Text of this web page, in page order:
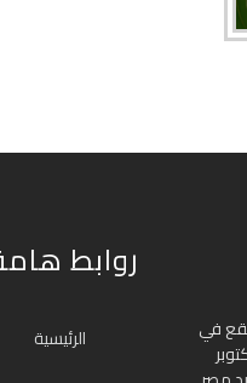
في
روابط
الرئيسية